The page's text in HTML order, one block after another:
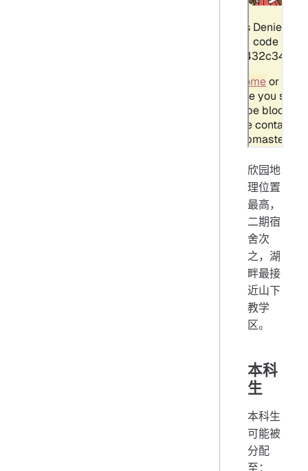
欣园地
理位置
最高，
二期宿
舍次
之，湖
畔最接
近山下
教学
区。
本科
生
本科生
可能被
分配
至：